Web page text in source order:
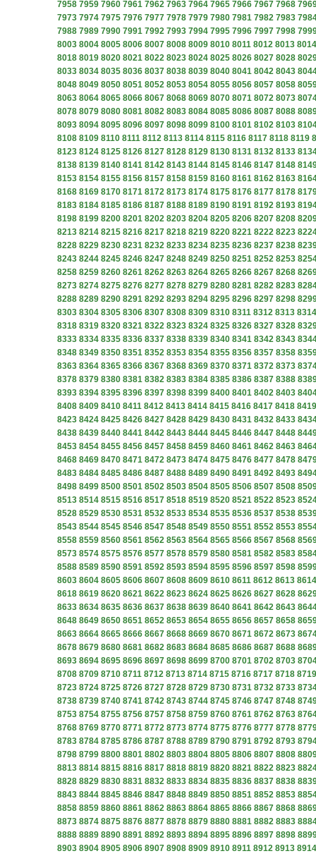
7958 7959 7960 7961 7962 7963 7964 7965 7966 7967 7968
7973 7974 7975 7976 7977 7978 7979 7980 7981 7982 7983
7988 7989 7990 7991 7992 7993 7994 7995 7996 7997 7998
8003 8004 8005 8006 8007 8008 8009 8010 8011 8012 8013 8014
8018 8019 8020 8021 8022 8023 8024 8025 8026 8027 8028
8033 8034 8035 8036 8037 8038 8039 8040 8041 8042 8043
8048 8049 8050 8051 8052 8053 8054 8055 8056 8057 8058
8063 8064 8065 8066 8067 8068 8069 8070 8071 8072 8073
8078 8079 8080 8081 8082 8083 8084 8085 8086 8087 8088
8093 8094 8095 8096 8097 8098 8099 8100 8101 8102 8103
8108 8109 8110 8111 8112 8113 8114 8115 8116 8117 8118 8119
8123 8124 8125 8126 8127 8128 8129 8130 8131 8132 8133
8138 8139 8140 8141 8142 8143 8144 8145 8146 8147 8148
8153 8154 8155 8156 8157 8158 8159 8160 8161 8162 8163
8168 8169 8170 8171 8172 8173 8174 8175 8176 8177 8178
8183 8184 8185 8186 8187 8188 8189 8190 8191 8192 8193
8198 8199 8200 8201 8202 8203 8204 8205 8206 8207 8208
8213 8214 8215 8216 8217 8218 8219 8220 8221 8222 8223
8228 8229 8230 8231 8232 8233 8234 8235 8236 8237 8238
8243 8244 8245 8246 8247 8248 8249 8250 8251 8252 8253
8258 8259 8260 8261 8262 8263 8264 8265 8266 8267 8268
8273 8274 8275 8276 8277 8278 8279 8280 8281 8282 8283
8288 8289 8290 8291 8292 8293 8294 8295 8296 8297 8298
8303 8304 8305 8306 8307 8308 8309 8310 8311 8312 8313 8314
8318 8319 8320 8321 8322 8323 8324 8325 8326 8327 8328
8333 8334 8335 8336 8337 8338 8339 8340 8341 8342 8343
8348 8349 8350 8351 8352 8353 8354 8355 8356 8357 8358
8363 8364 8365 8366 8367 8368 8369 8370 8371 8372 8373
8378 8379 8380 8381 8382 8383 8384 8385 8386 8387 8388
8393 8394 8395 8396 8397 8398 8399 8400 8401 8402 8403
8408 8409 8410 8411 8412 8413 8414 8415 8416 8417 8418 8419
8423 8424 8425 8426 8427 8428 8429 8430 8431 8432 8433
8438 8439 8440 8441 8442 8443 8444 8445 8446 8447 8448
8453 8454 8455 8456 8457 8458 8459 8460 8461 8462 8463
8468 8469 8470 8471 8472 8473 8474 8475 8476 8477 8478
8483 8484 8485 8486 8487 8488 8489 8490 8491 8492 8493
8498 8499 8500 8501 8502 8503 8504 8505 8506 8507 8508
8513 8514 8515 8516 8517 8518 8519 8520 8521 8522 8523
8528 8529 8530 8531 8532 8533 8534 8535 8536 8537 8538
8543 8544 8545 8546 8547 8548 8549 8550 8551 8552 8553
8558 8559 8560 8561 8562 8563 8564 8565 8566 8567 8568
8573 8574 8575 8576 8577 8578 8579 8580 8581 8582 8583
8588 8589 8590 8591 8592 8593 8594 8595 8596 8597 8598
8603 8604 8605 8606 8607 8608 8609 8610 8611 8612 8613 8614
8618 8619 8620 8621 8622 8623 8624 8625 8626 8627 8628
8633 8634 8635 8636 8637 8638 8639 8640 8641 8642 8643
8648 8649 8650 8651 8652 8653 8654 8655 8656 8657 8658
8663 8664 8665 8666 8667 8668 8669 8670 8671 8672 8673
8678 8679 8680 8681 8682 8683 8684 8685 8686 8687 8688
8693 8694 8695 8696 8697 8698 8699 8700 8701 8702 8703
8708 8709 8710 8711 8712 8713 8714 8715 8716 8717 8718 8719
8723 8724 8725 8726 8727 8728 8729 8730 8731 8732 8733
8738 8739 8740 8741 8742 8743 8744 8745 8746 8747 8748
8753 8754 8755 8756 8757 8758 8759 8760 8761 8762 8763
8768 8769 8770 8771 8772 8773 8774 8775 8776 8777 8778
8783 8784 8785 8786 8787 8788 8789 8790 8791 8792 8793
8798 8799 8800 8801 8802 8803 8804 8805 8806 8807 8808
8813 8814 8815 8816 8817 8818 8819 8820 8821 8822 8823
8828 8829 8830 8831 8832 8833 8834 8835 8836 8837 8838
8843 8844 8845 8846 8847 8848 8849 8850 8851 8852 8853
8858 8859 8860 8861 8862 8863 8864 8865 8866 8867 8868
8873 8874 8875 8876 8877 8878 8879 8880 8881 8882 8883
8888 8889 8890 8891 8892 8893 8894 8895 8896 8897 8898
8903 8904 8905 8906 8907 8908 8909 8910 8911 8912 8913 8914